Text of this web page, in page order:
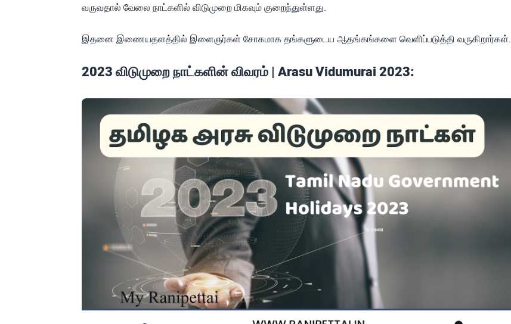
வருவதால் வேலை நாட்களில் விடுமுறை மிகவும் குறைந்துள்ளது.
இதனை இணையதளத்தில் இளைஞர்கள் சோகமாக தங்களுடைய ஆதங்கங்களை வெளிப்படுத்தி வருகிறார்கள்.
2023 விடுமுறை நாட்களின் விவரம் | Arasu Vidumurai 2023: